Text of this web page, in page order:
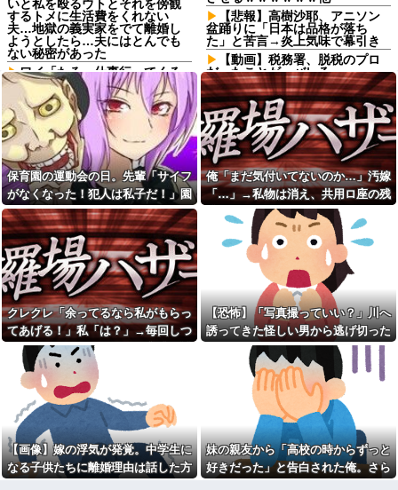
いと私を殴るウトとそれを傍観
するトメに生活費をくれない
夫…地獄の義実家をでて離婚し
ようとしたら…夫にはとんでも
ない秘密があった
ワイ「たろー仕事行ってくる
ね！（飼い犬）」犬「…？（ぷ
い」
母「お姉ちゃんは偉いのに、
あんたはねぇ…」私「また比べ
るの？」→積もり積もった不満
がついに爆発して…
嫁からマジで離婚を切り出さ
れている。俺がネトゲしすぎて
全くかまわなかったのが原因ら
しく...
バイト先のコンビニに、泥ま
みれの土方が入店してきた。子
供「パパ！あのおじさんたちお
店汚してるよ！」→する
と・・・
何処情報か知らんけど定期的
に嘘情報を流す馬鹿がいる
飲み屋でケンカした相手をコ
ロした男の弁護をした。そして
数年後、因果応報を思わせる出
来事が…
熊本地震で居酒屋から温泉が
湧き出るｗｗｗｗｗｗｗｗ
【悲報】思春期の娘に「キモ
ッ」と言われたお父さん、グレ
るｗｗｗｗｗｗｗ
吉岡里帆が橋本環奈、広瀬す
ずクラスになれなかった理由ｗ
ｗｗｗｗｗ
【悲報】高樹沙耶、アニソン
盆踊りに「日本は品格が落ち
た」と苦言→炎上気味で幕引き
【動画】税務署、脱税のプロ
だったことが、バレるwww
【未練】妻の不貞により離婚
した 今後2度と会うつもりはない
と大見得切ったものの、半年過
ぎると少しずつ妻が恋しくなっ
ていった → 結局、月1の子供面
会日の後に…
骨盤骨折の後輩が階段でスカ
ートの裾を上げて慎重に降りて
る姿を見て「お姫様気取りｗ
ｗ」と爆笑・悪口を連発する社
内彼女！事故背景を知りながら
マウントと嫉妬で嘲笑する性根
の汚さに一気に冷めた・・・
両親の離婚原因が私。結婚し
た原因も私。
【愚痴】義父はなんとなく、
「旦那より義弟」を可愛がって
いる感じがする。旦那もそれを
感じていて、義母にも相談した
ことがあるらしい。見ていると
なんだか切ない。
近寄りがたい怖いキャラを目
指していた俺は自己紹介カード
の自画像に自分だけそこにオリ
ジナルの氏神を描いた
③【相談】相談者「嫁から連
れ子の息子への愛が足りないか
ら離婚を考えてると言われた」
住民「嫁の高望みかな？」相談
者「嫁にここ見せたら顔真っ赤
保育園の運動会の日。先輩「サイフ
がなくなった！犯人は私子だ！」園
長「警察沙汰は勘弁して～」→誰も
味方がいないと思ったその時…
俺「まだ気付いてないのか…」汚嫁
「…」→私物は消え、共用ロ座の残
高は653円。それでも嫁は平然とし
ていて…
クレクレ「余ってるなら私がもらっ
てあげる！」私「は？」→毎回しつ
こく食い下がるので、ある方法を試
した結果…
【恐怖】「写真撮っていい？」川へ
誘ってきた怪しい男から逃げ切った
私⇒テレビに映った『衝撃の顔』に
絶句
【画像】嫁の浮気が発覚。中学生に
なる子供たちに離婚理由は話した方
妹の親友から「高校の時からずっと
好きだった」と告白された俺。さら